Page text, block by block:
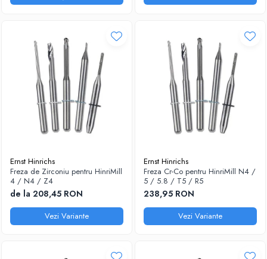
Ernst Hinrichs
Freza de Zirconiu pentru HinriMill
4 / N4 / Z4
de la 208,45 RON
Vezi Variante
Ernst Hinrichs
Freza Cr-Co pentru HinriMill N4 /
5 / 5.8 / T5 / R5
238,95 RON
Vezi Variante